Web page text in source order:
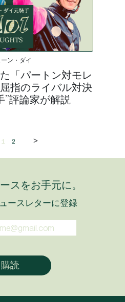
ン・ダイ
「パートン対モレ
指のライバル対決
”評論家が解説
1 2 >
スをお手元に。
ースレターに登録